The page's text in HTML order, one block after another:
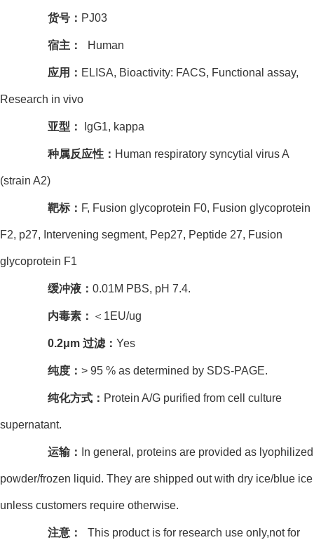
货号： PJ03
宿主： Human
应用： ELISA, Bioactivity: FACS, Functional assay,
Research in vivo
亚型： IgG1, kappa
种属反应性： Human respiratory syncytial virus A
(strain A2)
靶标： F, Fusion glycoprotein F0, Fusion glycoprotein
F2, p27, Intervening segment, Pep27, Peptide 27, Fusion
glycoprotein F1
缓冲液： 0.01M PBS, pH 7.4.
内毒素： ＜ 1EU/ug
0.2μm 过滤： Yes
纯度： > 95 % as determined by SDS-PAGE.
纯化方式： Protein A/G purified from cell culture
supernatant.
运输： In general, proteins are provided as lyophilized
powder/frozen liquid. They are shipped out with dry ice/blue ice
unless customers require otherwise.
注意： This product is for research use only,not for